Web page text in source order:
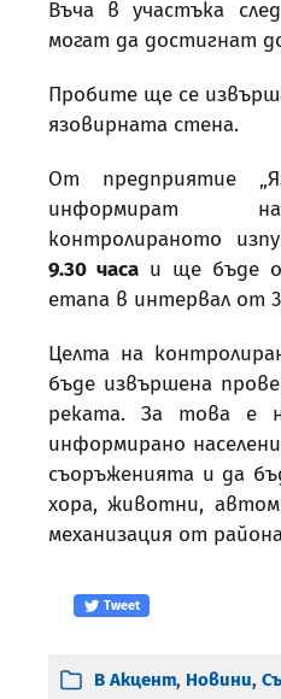
Въча в участъка
могат да достигнат
Пробите ще се
язовирната стена.
От предприятие
информират
контролираното
9.30 часа и ще бъде
етапа в интервал от
Целта на
бъде извършена
реката. За това е
информирано
съоръженията и да
хора, животни,
механизация от
Tweet
В Акцент, Новини,